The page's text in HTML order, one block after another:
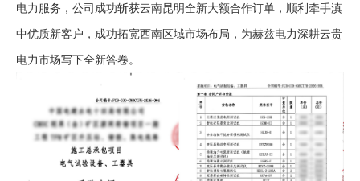
电力服务，公司成功斩获云南昆明全新大额合作订单，顺利牵手滇
中优质新客户，成功拓宽西南区域市场布局，为赫兹电力深耕云贵
电力市场写下全新答卷。